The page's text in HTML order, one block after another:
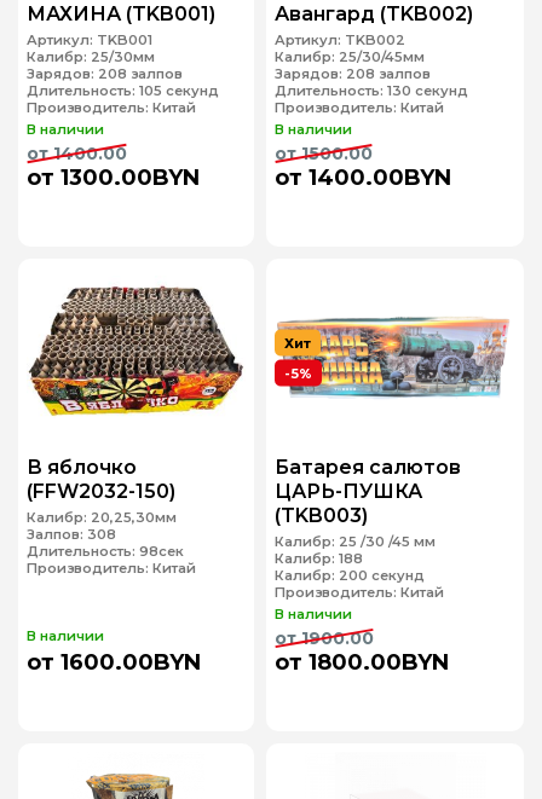
МАХИНА (TKB001)
Артикул: TKB001
Калибр: 25/30мм
Зарядов: 208 залпов
Длительность: 105 секунд
Производитель: Китай
В наличии
от 1300.00BYN
от 1400.00
Авангард (TKB002)
Артикул: TKB002
Калибр: 25/30/45мм
Зарядов: 208 залпов
Длительность: 130 секунд
Производитель: Китай
В наличии
от 1400.00BYN
от 1500.00
В яблочко
(FFW2032-150)
Калибр: 20,25,30мм
Залпов: 308
Длительность: 98сек
Производитель: Китай
В наличии
от 1600.00BYN
Хит
-5%
Батарея салютов
ЦАРЬ-ПУШКА
(TKB003)
Калибр: 25 /30 /45 мм
Калибр: 188
Калибр: 200 секунд
Производитель: Китай
В наличии
от 1800.00BYN
от 1900.00